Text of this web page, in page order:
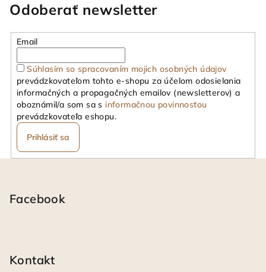
Odoberať newsletter
Email
Súhlasím so spracovaním mojich osobných údajov
prevádzkovateľom tohto e-shopu za účelom odosielania
informačných a propagačných emailov (newsletterov) a
oboznámil/a som sa s informačnou povinnosťou
prevádzkovateľa eshopu.
Prihlásiť sa
Facebook
Kontakt